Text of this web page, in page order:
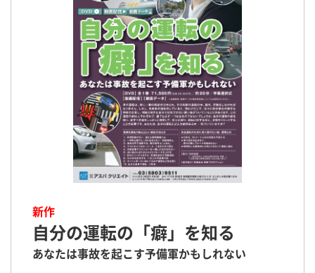
新作
自分の運転の「癖」を知る
あなたは事故を起こす予備軍かもしれない